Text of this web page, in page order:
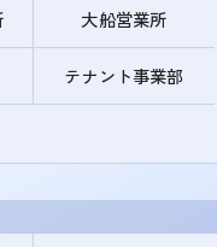
大船営業所
テナント事業部